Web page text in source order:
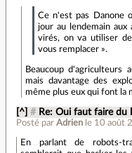
Ce n'est pas Danone
jour au lendemain
virés, on va utiliser
vous remplacer ».
Beaucoup d'agriculteurs
mais davantage des
même plus eux qui font la
[^] # Re: Oui faut faire du
Posté parAdrien le 10 août
En parlant de robots-